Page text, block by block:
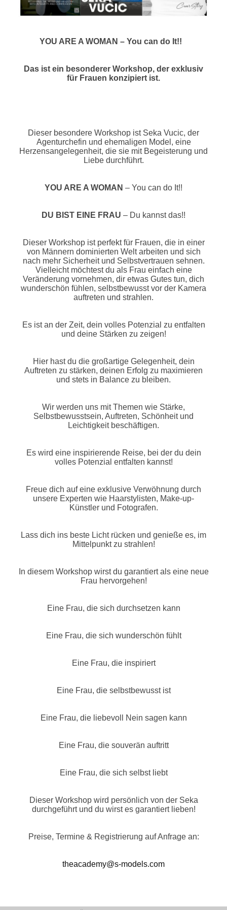
YOU ARE A WOMAN – You can do It!!
Das ist ein besonderer Workshop, der exklusiv
für Frauen konzipiert ist.
Dieser besondere Workshop ist Seka Vucic, der
Agenturchefin und ehemaligen Model, eine
Herzensangelegenheit, die sie mit Begeisterung und
Liebe durchführt.
YOU ARE A WOMAN – You can do It!!
DU BIST EINE FRAU – Du kannst das!!
Dieser Workshop ist perfekt für Frauen, die in einer
von Männern dominierten Welt arbeiten und sich
nach mehr Sicherheit und Selbstvertrauen sehnen.
Vielleicht möchtest du als Frau einfach eine
Veränderung vornehmen, dir etwas Gutes tun, dich
wunderschön fühlen, selbstbewusst vor der Kamera
auftreten und strahlen.
Es ist an der Zeit, dein volles Potenzial zu entfalten
und deine Stärken zu zeigen!
Hier hast du die großartige Gelegenheit, dein
Auftreten zu stärken, deinen Erfolg zu maximieren
und stets in Balance zu bleiben.
Wir werden uns mit Themen wie Stärke,
Selbstbewusstsein, Auftreten, Schönheit und
Leichtigkeit beschäftigen.
Es wird eine inspirierende Reise, bei der du dein
volles Potenzial entfalten kannst!
Freue dich auf eine exklusive Verwöhnung durch
unsere Experten wie Haarstylisten, Make-up-
Künstler und Fotografen.
Lass dich ins beste Licht rücken und genieße es, im
Mittelpunkt zu strahlen!
In diesem Workshop wirst du garantiert als eine neue
Frau hervorgehen!
Eine Frau, die sich durchsetzen kann
Eine Frau, die sich wunderschön fühlt
Eine Frau, die inspiriert
Eine Frau, die selbstbewusst ist
Eine Frau, die liebevoll Nein sagen kann
Eine Frau, die souverän auftritt
Eine Frau, die sich selbst liebt
Dieser Workshop wird persönlich von der Seka
durchgeführt und du wirst es garantiert lieben!
Preise, Termine & Registrierung auf Anfrage an:
theacademy@s-models.com